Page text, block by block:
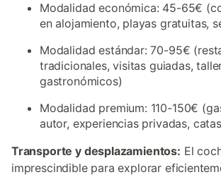
Modalidad económica: 45-65€
en alojamiento, playas gratuitas,
Modalidad estándar: 70-95€
tradicionales, visitas guiadas,
gastronómicos)
Modalidad premium: 110-150€
autor, experiencias privadas,
Transporte y desplazamientos: El
imprescindible para explorar